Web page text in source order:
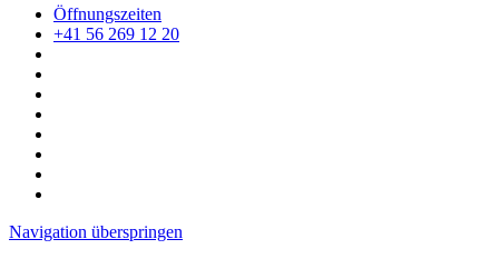
Öffnungszeiten
+41 56 269 12 20
Navigation überspringen